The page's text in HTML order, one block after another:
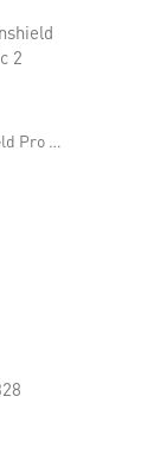
Occhiali fotocromatici Rudy Project Spinshield Pro neri con lente ImpactX™ Photochromic 2 Laser Black